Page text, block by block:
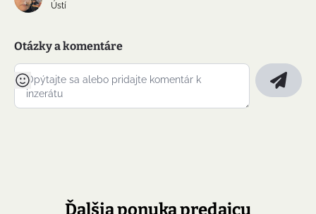
Ústí
Otázky a komentáre
Ďalšia ponuka predajcu